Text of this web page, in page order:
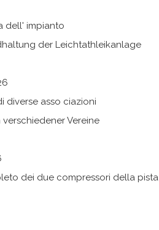
dell' impianto
der Leichtathleikanlage
asso ciazioni
Vereine
dei due compressori della pista